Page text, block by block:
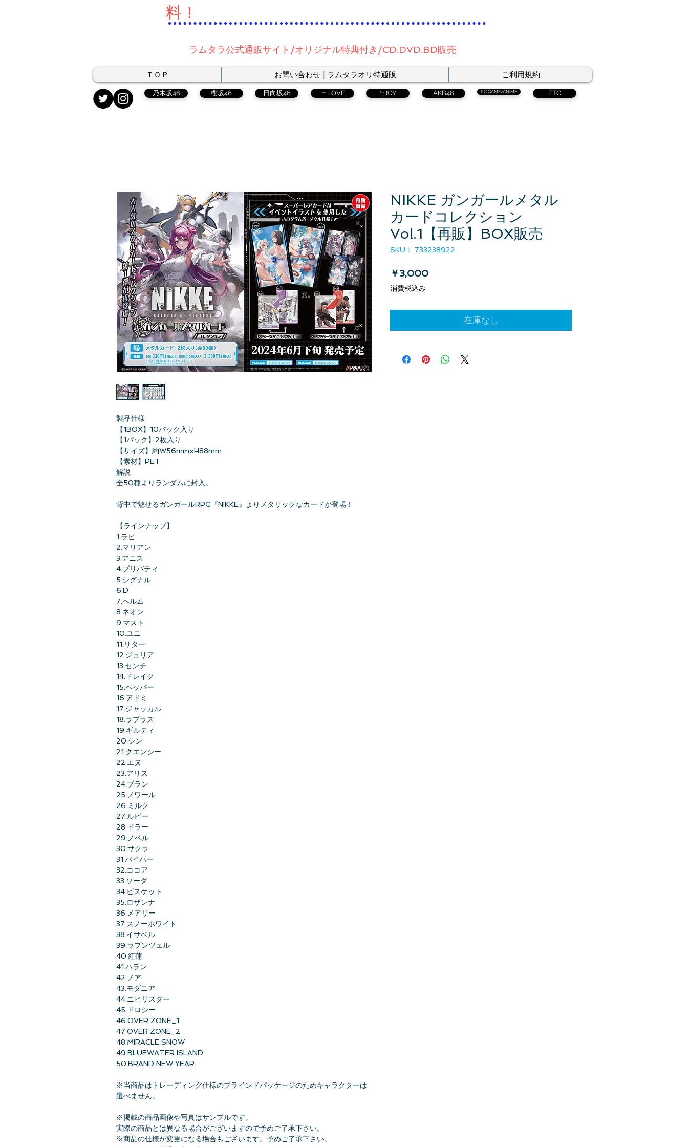
料！
ラムタラ公式通販サイト/オリジナル特典付き/CD.DVD.BD販売
乃木坂46 櫻坂46 日向坂46 ＝LOVE ≒JOY AKB48 PC GAME/ANIME ETC
ＴＯＰ お問い合わせ | ラムタラオリ特通販 ご利用規約
製品仕様
【1BOX】10パック入り
【1パック】2枚入り
【サイズ】約W56mm×H88mm
【素材】PET
解説
全50種よりランダムに封入。
背中で魅せるガンガールRPG『NIKKE』よりメタリックなカードが登場！
【ラインナップ】
1.ラピ
2.マリアン
3.アニス
4.プリバティ
5.シグナル
6.D
7.ヘルム
8.ネオン
9.マスト
10.ユニ
11.リター
12.ジュリア
13.センチ
14.ドレイク
15.ペッパー
16.アドミ
17.ジャッカル
18.ラプラス
19.ギルティ
20.シン
21.クエンシー
22.エヌ
23.アリス
24.ブラン
25.ノワール
26.ミルク
27.ルピー
28.ドラー
29.ノベル
30.サクラ
31.バイパー
32.ココア
33.ソーダ
34.ビスケット
35.ロザンナ
36.メアリー
37.スノーホワイト
38.イサベル
39.ラプンツェル
40.紅蓮
41.ハラン
42.ノア
43.モダニア
44.ニヒリスター
45.ドロシー
46.OVER ZONE_1
47.OVER ZONE_2
48.MIRACLE SNOW
49.BLUEWATER ISLAND
50.BRAND NEW YEAR
※当商品はトレーディング仕様のブラインドパッケージのためキャラクターは
選べません。
※掲載の商品画像や写真はサンプルです。
実際の商品とは異なる場合がございますので予めご了承下さい。
※商品の仕様が変更になる場合もございます。予めご了承下さい。
NIKKE ガンガールメタル
カードコレクション
Vol.1【再販】BOX販売
SKU： 733238922
￥3,000価格
消費税込み
在庫なし